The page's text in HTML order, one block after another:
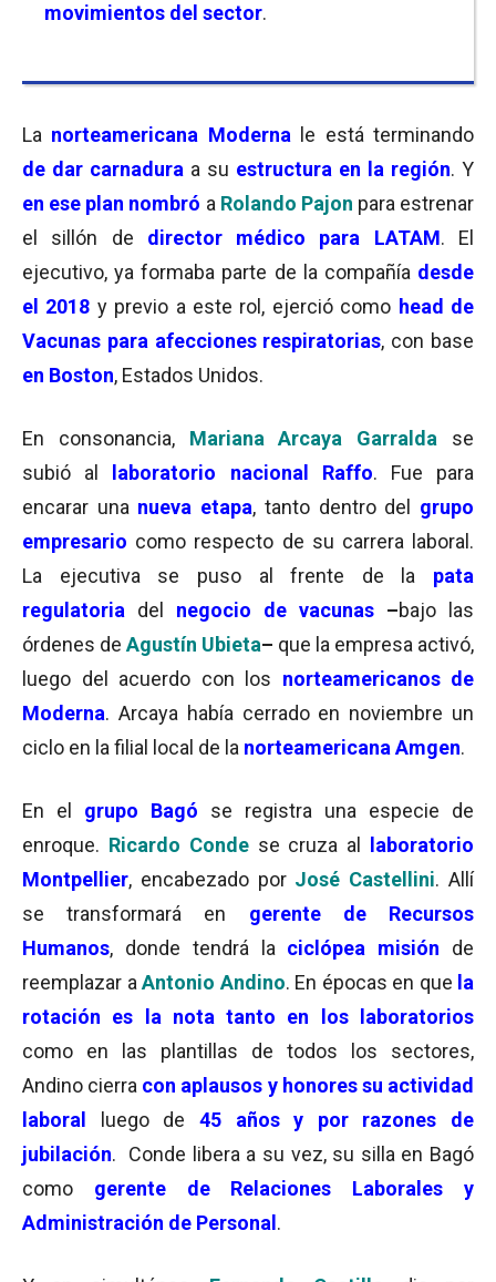
movimientos del sector.
La norteamericana Moderna le está terminando
de dar carnadura a su estructura en la región. Y
en ese plan nombró a Rolando Pajon para estrenar
el sillón de director médico para LATAM. El
ejecutivo, ya formaba parte de la compañía desde
el 2018 y previo a este rol, ejerció como head de
Vacunas para afecciones respiratorias, con base
en Boston, Estados Unidos.
En consonancia, Mariana Arcaya Garralda se
subió al
laboratorio nacional Raffo. Fue para
encarar una nueva etapa, tanto dentro del grupo
empresario como respecto de su carrera laboral.
La ejecutiva se puso al frente de la pata
regulatoria
del negocio de vacunas –bajo las
órdenes de Agustín Ubieta– que la empresa activó,
luego del acuerdo con los norteamericanos de
Moderna. Arcaya había cerrado en noviembre un
ciclo en la filial local de la norteamericana Amgen.
En el grupo Bagó
se registra una especie de
enroque. Ricardo Condese cruza al
laboratorio
Montpellier, encabezado por José Castellini. Allí
se transformará en gerente de Recursos
Humanos, donde tendrá la ciclópea misión de
reemplazar a Antonio Andino. En épocas en que la
rotación es la nota tanto en los laboratorios
como en las plantillas de todos los sectores,
Andino cierra con aplausos y honores su actividad
laboral
luego de 45 años y por razones de
jubilación. Conde libera a su vez, su silla en Bagó
como gerente de Relaciones Laborales y
Administración de Personal .